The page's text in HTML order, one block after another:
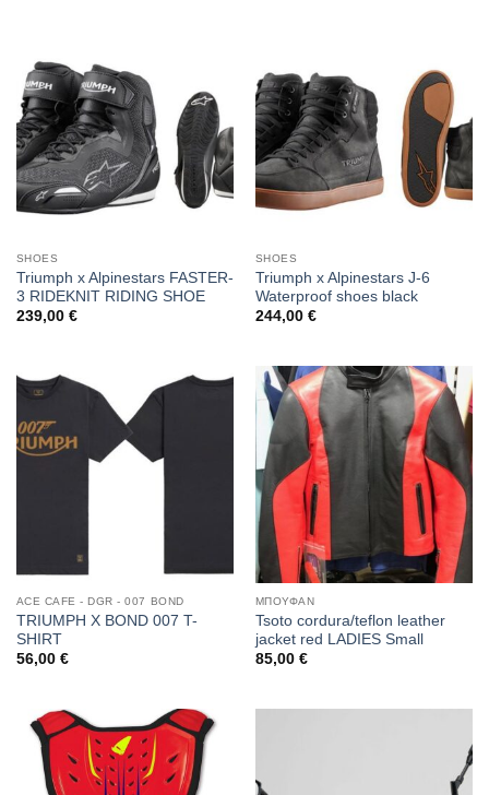
SHOES
Triumph x Alpinestars FASTER-
3 RIDEKNIT RIDING SHOE
239,00 €
SHOES
Triumph x Alpinestars J-6
Waterproof shoes black
244,00 €
ACE CAFE - DGR - 007 BOND
TRIUMPH X BOND 007 T-
SHIRT
56,00 €
ΜΠΟΥΦΑΝ
Tsoto cordura/teflon leather
jacket red LADIES Small
85,00 €